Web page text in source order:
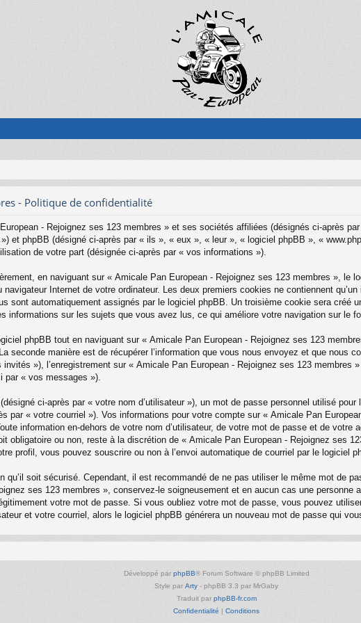
- Politique de confidentialité
- Rejoignez ses 123 membres » et ses sociétés affiliées (désignés ci-après
et phpBB (désigné ci-après par « ils », « eux », « leur », « logiciel phpBB », «
de votre part (désignée ci-après par « vos informations »).
en naviguant sur « Amicale Pan European - Rejoignez ses 123 membres », le
Internet de votre ordinateur. Les deux premiers cookies ne contiennent
sont automatiquement assignés par le logiciel phpBB. Un troisième cookie sera créé
informations sur les sujets que vous avez lus, ce qui améliore votre navigation sur le
phpBB tout en naviguant sur « Amicale Pan European - Rejoignez ses 123
seconde manière est de récupérer l’information que vous nous envoyez et que nous
»), l’enregistrement sur « Amicale Pan European - Rejoignez ses 123
par « vos messages »).
ci-après par « votre nom d’utilisateur »), un mot de passe personnel utilisé
par « votre courriel »). Vos informations pour votre compte sur « Amicale Pan
information en-dehors de votre nom d’utilisateur, de votre mot de passe et de
obligatoire ou non, reste à la discrétion de « Amicale Pan European - Rejoignez ses
profil, vous pouvez souscrire ou non à l’envoi automatique de courriel par le logiciel
qu’il soit sécurisé. Cependant, il est recommandé de ne pas utiliser le même mot de
ses 123 membres », conservez-le soigneusement et en aucun cas une
votre mot de passe. Si vous oubliez votre mot de passe, vous pouvez
et votre courriel, alors le logiciel phpBB générera un nouveau mot de passe qui
Développé par phpBB® Forum Software © phpBB Limited
Style par Arty - phpBB 3.3 par MrGaby
Traduit par phpBB-fr.com
Confidentialité | Conditions